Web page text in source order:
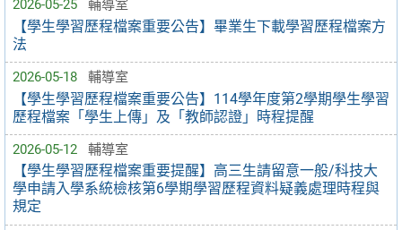
2026-05-25 輔導室
【學生學習歷程檔案重要公告】畢業生下載學習歷程檔案方
法
2026-05-18 輔導室
【學生學習歷程檔案重要公告】114學年度第2學期學生學習
歷程檔案「學生上傳」及「教師認證」時程提醒
2026-05-12 輔導室
【學生學習歷程檔案重要提醒】高三生請留意一般/科技大
學申請入學系統檢核第6學期學習歷程資料疑義處理時程與
規定